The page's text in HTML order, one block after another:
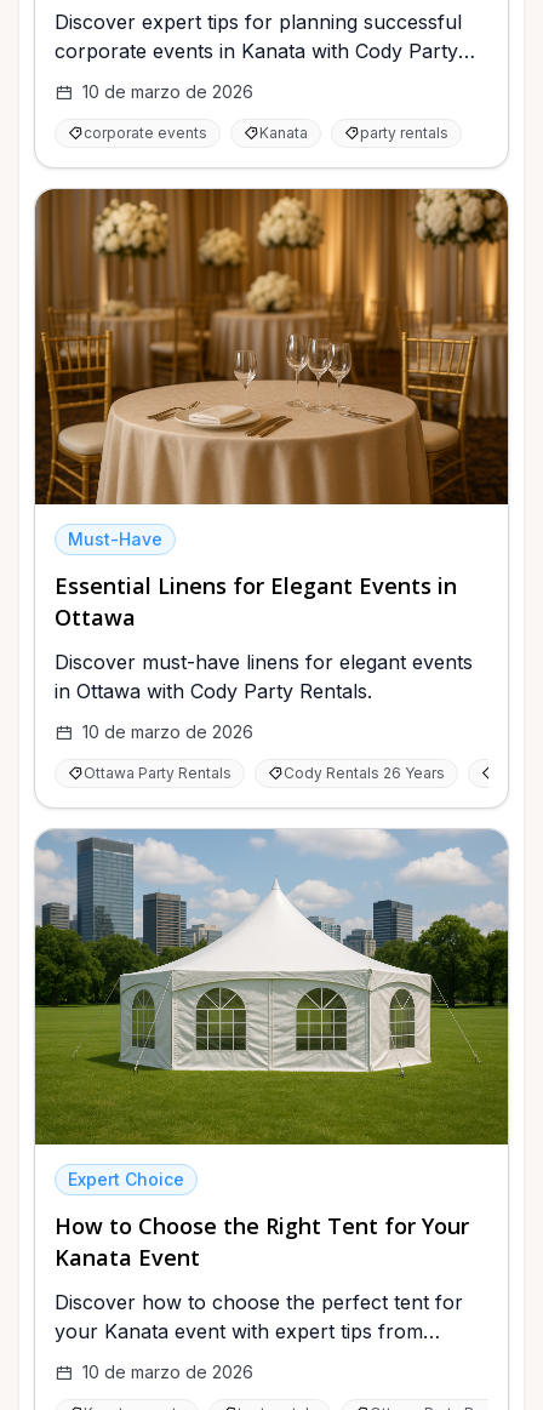
Discover expert tips for planning successful
corporate events in Kanata with Cody Party
Rentals.
10 de marzo de 2026
corporate events Kanata party rentals
Must-Have
Essential Linens for Elegant Events in
Ottawa
Discover must-have linens for elegant events
in Ottawa with Cody Party Rentals.
10 de marzo de 2026
Ottawa Party Rentals Cody Rentals 26 Years
Expert Choice
How to Choose the Right Tent for Your
Kanata Event
Discover how to choose the perfect tent for
your Kanata event with expert tips from
Ottawa Party Rentals | Cody Rentals 26 Years.
10 de marzo de 2026